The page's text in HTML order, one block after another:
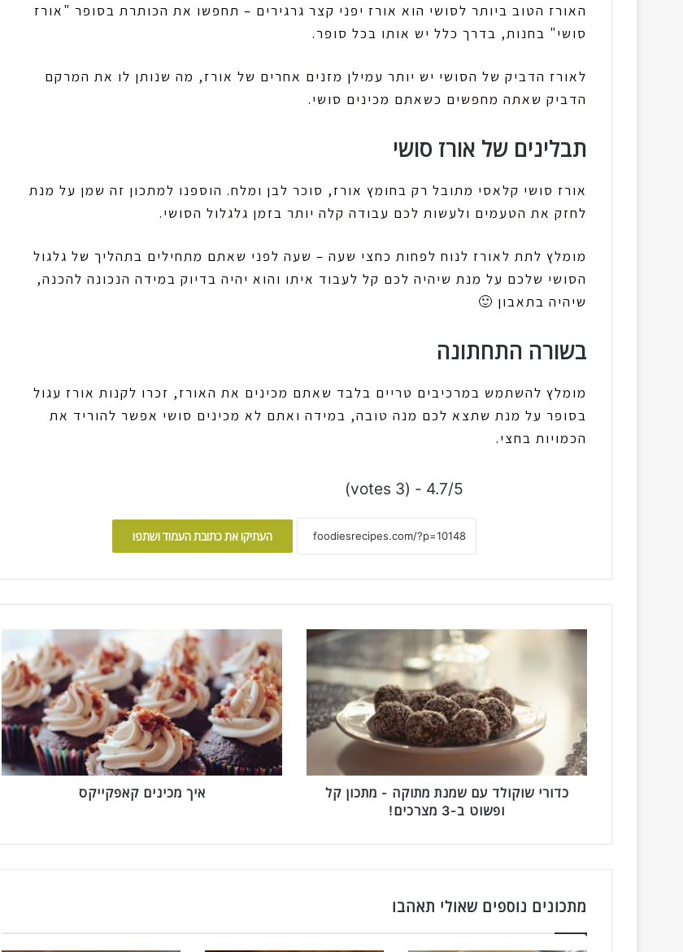
האורז הטוב ביותר לסושי הוא אורז יפני קצר גרגירים – תחפשו את הכותרת בסופר "אורז
סושי" בחנות, בדרך כלל יש אותו בכל סופר.
לאורז הדביק של הסושי יש יותר עמילן מזנים אחרים של אורז, מה שנותן לו את המרקם
הדביק שאתה מחפשים כשאתם מכינים סושי.
תבלינים של אורז סושי
אורז סושי קלאסי מתובל רק בחומץ אורז, סוכר לבן ומלח. הוספנו למתכון זה שמן על מנת
לחזק את הטעמים ולעשות לכם עבודה קלה יותר בזמן גלגלול הסושי.
מומלץ לתת לאורז לנוח לפחות כחצי שעה – שעה לפני שאתם מתחילים בתהליך של גלגול
הסושי שלכם על מנת שיהיה לכם קל לעבוד איתו והוא יהיה בדיוק במידה הנכונה להכנה,
שיהיה בתאבון 🙂
בשורה התחתונה
מומלץ להשתמש במרכיבים טריים בלבד שאתם מכינים את האורז, זכרו לקנות אורז עגול
בסופר על מנת שתצא לכם מנה טובה, במידה ואתם לא מכינים סושי אפשר להוריד את
הכמויות בחצי.
4.7/5 - (3 votes)
העתיקו את כתובת העמוד ושתפו
כ
ש
ו
ק
ו
ם
נ
כדורי שוקולד עם שמנת מתוקה - מתכון קל
ופשוט ב-3 מצרכים!
ך
מ
כ
נ
ם
ק
איך מכינים קאפקייקס
מתכונים נוספים שאולי תאהבו